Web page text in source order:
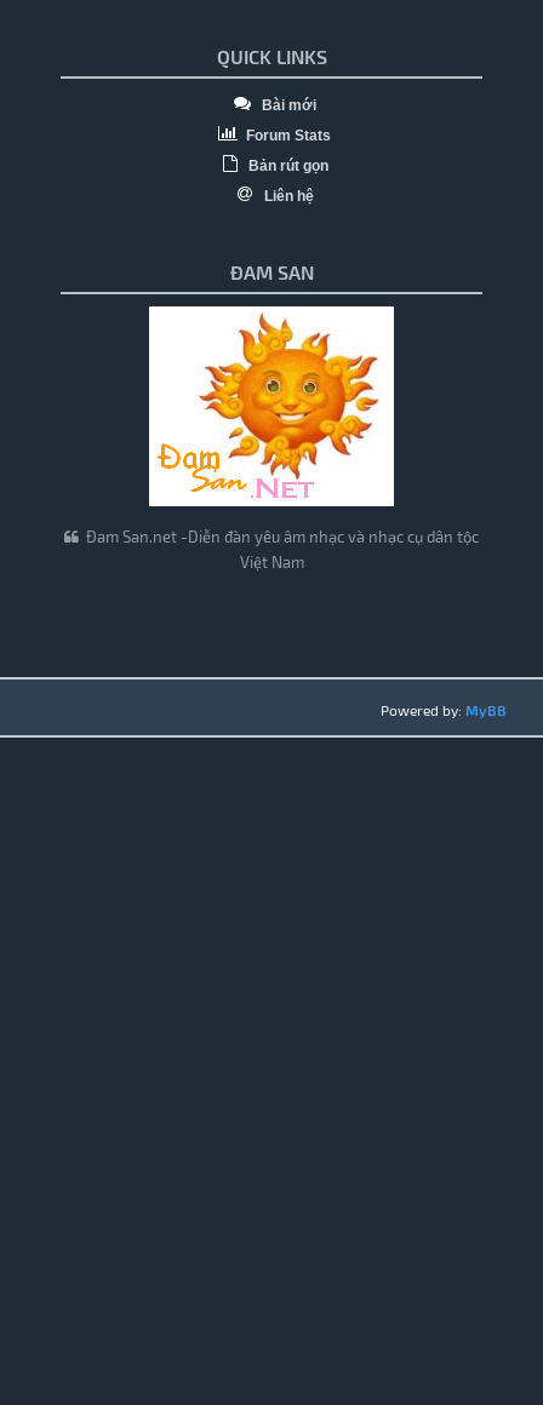
QUICK LINKS
Bài mới
Forum Stats
Bản rút gọn
Liên hệ
ĐAM SAN
Đam San.net -Diễn đàn yêu âm nhạc và nhạc cụ dân tộc
Việt Nam
Powered by: MyBB